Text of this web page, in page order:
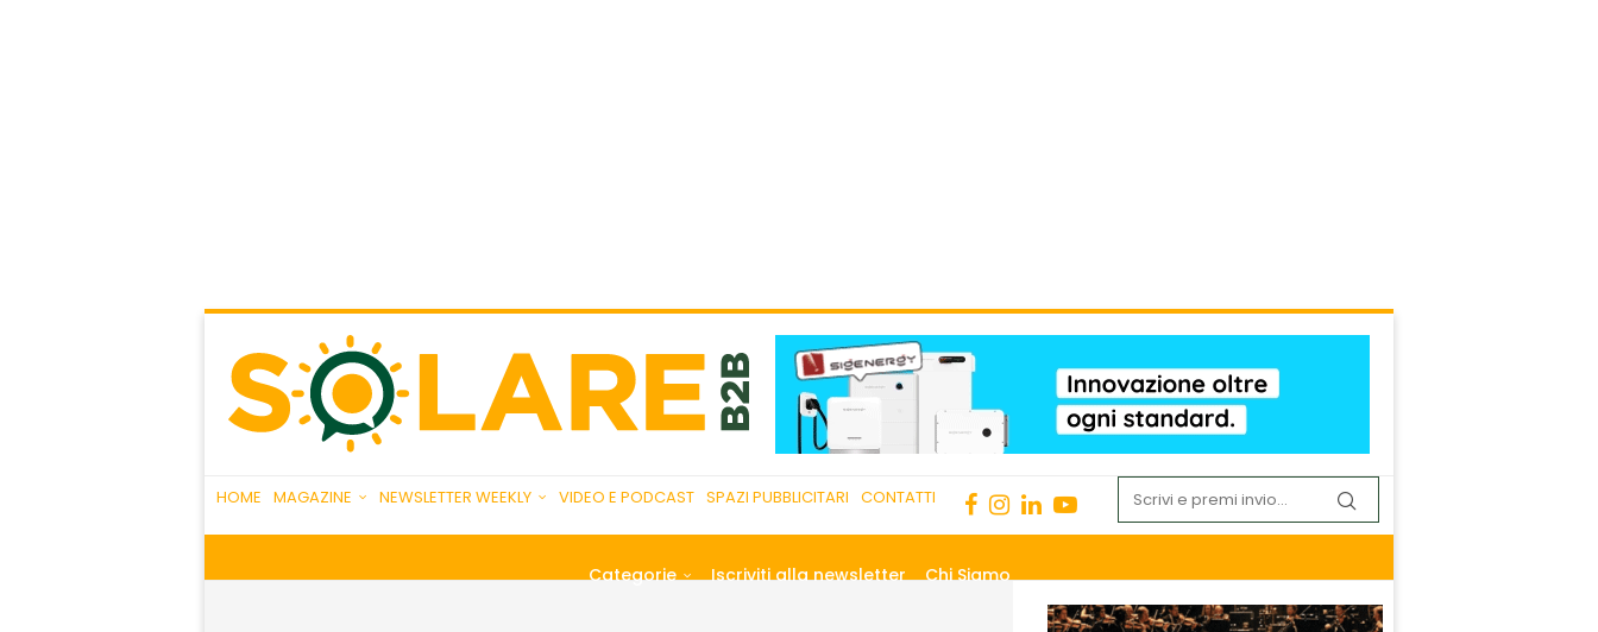
HOME MAGAZINE NEWSLETTER WEEKLY VIDEO E PODCAST SPAZI PUBBLICITARI CONTATTI
Categorie Iscriviti alla newsletter Chi Siamo